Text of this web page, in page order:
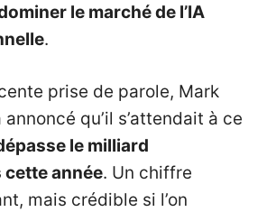
le marché de l’IA
.
prise de parole, Mark
qu’il s’attendait à ce
le milliard
cette année. Un chiffre
mais crédible si l’on